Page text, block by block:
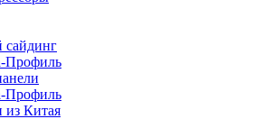
Профиль
Профиль
из Китая